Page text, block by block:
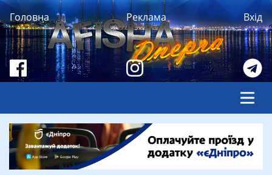
Головна Реклама Вхід